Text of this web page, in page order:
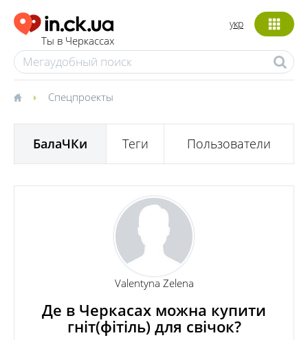
Ты в Черкассах
укр
Спецпроекты
БалаЧКи Теги Пользователи
Valentyna Zelena
Де в Черкасах можна купити
гніт(фітіль) для свічок?